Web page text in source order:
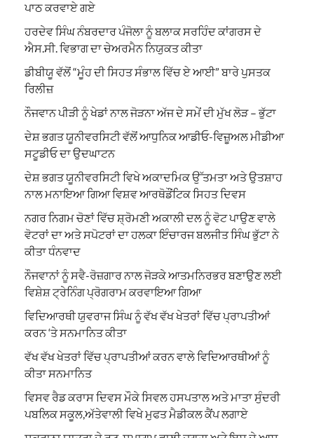
ਪਾਠ ਕਰਵਾਏ ਗਏ
ਹਰਦੇਵ ਸਿੰਘ ਨੰਬਰਦਾਰ ਪੰਜੋਲਾ ਨੂੰ ਬਲਾਕ ਸਰਹਿੰਦ ਕਾਂਗਰਸ ਦੇ
ਐਸ.ਸੀ. ਵਿਭਾਗ ਦਾ ਚੇਅਰਮੈਨ ਨਿਯੁਕਤ ਕੀਤਾ
ਡੀਬੀਯੂ ਵੱਲੋਂ “ਮੂੰਹ ਦੀ ਸਿਹਤ ਸੰਭਾਲ ਵਿੱਚ ਏ ਆਈ” ਬਾਰੇ ਪੁਸਤਕ
ਰਿਲੀਜ਼
ਨੌਜਵਾਨ ਪੀੜੀ ਨੂੰ ਖੇਡਾਂ ਨਾਲ ਜੋੜਨਾ ਅੱਜ ਦੇ ਸਮੇਂ ਦੀ ਮੁੱਖ ਲੋੜ – ਭੁੱਟਾ
ਦੇਸ਼ ਭਗਤ ਯੂਨੀਵਰਸਿਟੀ ਵੱਲੋਂ ਆਧੁਨਿਕ ਆਡੀਓ-ਵਿਜ਼ੂਅਲ ਮੀਡੀਆ
ਸਟੂਡੀਓ ਦਾ ਉਦਘਾਟਨ
ਦੇਸ਼ ਭਗਤ ਯੂਨੀਵਰਸਿਟੀ ਵਿਖੇ ਅਕਾਦਮਿਕ ਉੱਤਮਤਾ ਅਤੇ ਉਤਸ਼ਾਹ
ਨਾਲ ਮਨਾਇਆ ਗਿਆ ਵਿਸ਼ਵ ਆਰਥੋਡੌਂਟਿਕ ਸਿਹਤ ਦਿਵਸ
ਨਗਰ ਨਿਗਮ ਚੋਣਾਂ ਵਿੱਚ ਸ਼੍ਰੋਮਣੀ ਅਕਾਲੀ ਦਲ ਨੂੰ ਵੋਟ ਪਾਉਣ ਵਾਲੇ
ਵੋਟਰਾਂ ਦਾ ਅਤੇ ਸਪੋਟਰਾਂ ਦਾ ਹਲਕਾ ਇੰਚਾਰਜ ਬਲਜੀਤ ਸਿੰਘ ਭੁੱਟਾ ਨੇ
ਕੀਤਾ ਧੰਨਵਾਦ
ਨੌਜਵਾਨਾਂ ਨੂੰ ਸਵੈ-ਰੋਜ਼ਗਾਰ ਨਾਲ ਜੋੜਕੇ ਆਤਮਨਿਰਭਰ ਬਣਾਉਣ ਲਈ
ਵਿਸ਼ੇਸ਼ ਟ੍ਰੇਨਿੰਗ ਪ੍ਰੋਗਰਾਮ ਕਰਵਾਇਆ ਗਿਆ
ਵਿਦਿਆਰਥੀ ਯੁਵਰਾਜ ਸਿੰਘ ਨੂੰ ਵੱਖ ਵੱਖ ਖੇਤਰਾਂ ਵਿੱਚ ਪ੍ਰਾਪਤੀਆਂ
ਕਰਨ ‘ਤੇ ਸਨਮਾਨਿਤ ਕੀਤਾ
ਵੱਖ ਵੱਖ ਖੇਤਰਾਂ ਵਿੱਚ ਪ੍ਰਾਪਤੀਆਂ ਕਰਨ ਵਾਲੇ ਵਿਦਿਆਰਥੀਆਂ ਨੂੰ
ਕੀਤਾ ਸਨਮਾਨਿਤ
ਵਿਸਵ ਰੈਡ ਕਰਾਸ ਦਿਵਸ ਮੌਕੇ ਸਿਵਲ ਹਸਪਤਾਲ ਅਤੇ ਮਾਤਾ ਸੁੰਦਰੀ
ਪਬਲਿਕ ਸਕੂਲ,ਅੱਤੇਵਾਲੀ ਵਿਖੇ ਮੁਫਤ ਮੈਡੀਕਲ ਕੈਂਪ ਲਗਾਏ